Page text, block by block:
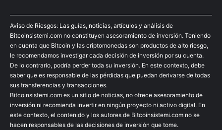
Aviso de Riesgos: Las guías, noticias, artículos y análisis de
Bitcoinsistemi.com no constituyen asesoramiento de inversión. Teniendo
en cuenta que Bitcoin y las criptomonedas son productos de alto riesgo,
le recomendamos investigar cada decisión de inversión por su cuenta.
De lo contrario, podría perder toda su inversión. En este contexto, debe
saber que es responsable de las pérdidas que puedan derivarse de todas
sus transferencias y transacciones.
Bitcoinsistemi.com es un sitio de noticias, no ofrece asesoramiento de
inversión ni recomienda invertir en ningún proyecto ni activo digital. En
este contexto, el contenido y los autores de Bitcoinsistemi.com no se
hacen responsables de las decisiones de inversión que tome.